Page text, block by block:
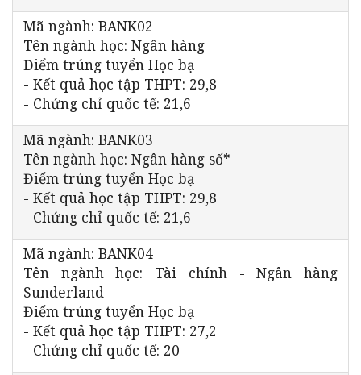
Mã ngành: BANK02
Tên ngành học: Ngân hàng
Điểm trúng tuyển Học bạ
- Kết quả học tập THPT: 29,8
- Chứng chỉ quốc tế: 21,6
Mã ngành: BANK03
Tên ngành học: Ngân hàng số*
Điểm trúng tuyển Học bạ
- Kết quả học tập THPT: 29,8
- Chứng chỉ quốc tế: 21,6
Mã ngành: BANK04
Tên ngành học: Tài chính - Ngân hàng
Sunderland
Điểm trúng tuyển Học bạ
- Kết quả học tập THPT: 27,2
- Chứng chỉ quốc tế: 20